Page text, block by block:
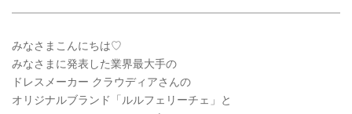
みなさまこんにちは♡
みなさまに発表した業界最大手の
ドレスメーカー クラウディアさんの
オリジナルブランド「ルルフェリーチェ」と